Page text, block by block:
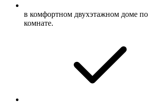
в комфортном двухэтажном доме по
комнате.